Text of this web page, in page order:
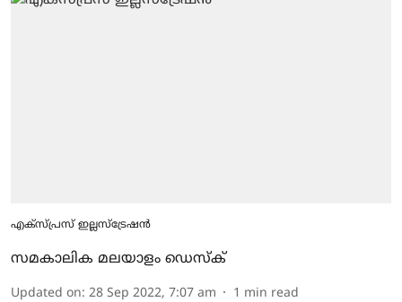
എക്സ്പ്രസ് ഇല്ലസ്ട്രേഷൻ
സമകാലിക മലയാളം ഡെസ്ക്
Updated on: 28 Sep 2022, 7:07 am 1 min read